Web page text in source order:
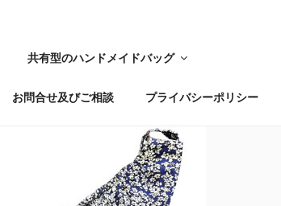
共有型のハンドメイドバッグ
お問合せ及びご相談 プライバシーポリシー